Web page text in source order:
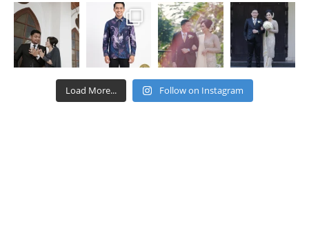
Load More... Follow on Instagram